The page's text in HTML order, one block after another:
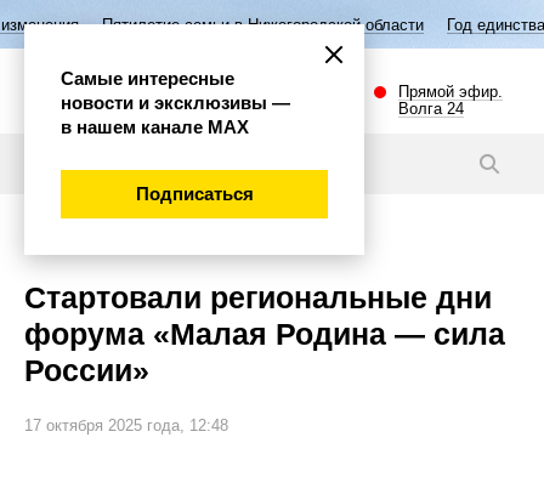
семьи в Нижегородской области Год единства народов России
Прямой эфир.
Волга 24
Стартовали региональные дни
форума «Малая Родина — сила
России»
17 октября 2025 года, 12:48
Самые интересные
новости и эксклюзивы —
в нашем канале МАХ
Подписаться